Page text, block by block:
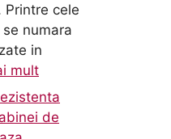
cele
numara
in
mult
de